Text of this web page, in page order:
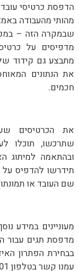
הדפסת כרטיסי
מהותי מהעבודה
שבמקרה הזה –
מדפיסים על
מתבצע גם קידוד
את הנתונים
חכמים.
את הכרטיסים
שתרכשו, תוכלו
ובהתאמה למיתוג
תידרשו להדפיס
שם העובד או
מעוניינים במידע
מדפסת תגים עבור
בבחירת הפתרון
עמנו קשר בטלפון 054-5655501 או באמצעות הטופס